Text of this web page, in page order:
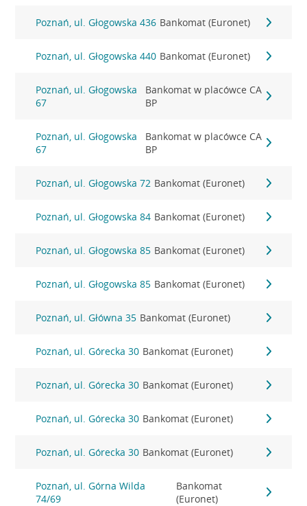
Poznań, ul. Głogowska 436 Bankomat (Euronet)
Poznań, ul. Głogowska 440 Bankomat (Euronet)
Poznań, ul. Głogowska
67
Bankomat w placówce CA
BP
Poznań, ul. Głogowska
67
Bankomat w placówce CA
BP
Poznań, ul. Głogowska 72 Bankomat (Euronet)
Poznań, ul. Głogowska 84 Bankomat (Euronet)
Poznań, ul. Głogowska 85 Bankomat (Euronet)
Poznań, ul. Głogowska 85 Bankomat (Euronet)
Poznań, ul. Główna 35 Bankomat (Euronet)
Poznań, ul. Górecka 30 Bankomat (Euronet)
Poznań, ul. Górecka 30 Bankomat (Euronet)
Poznań, ul. Górecka 30 Bankomat (Euronet)
Poznań, ul. Górecka 30 Bankomat (Euronet)
Poznań, ul. Górna Wilda
74/69
Bankomat
(Euronet)